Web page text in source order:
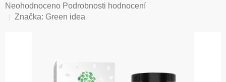
Průměrné
hodnocení
Neohodnoceno Podrobnosti hodnocení
Značka: Green idea